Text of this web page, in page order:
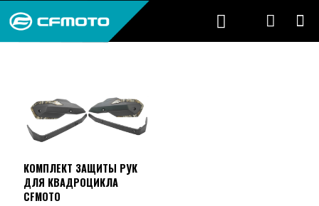
КОМПЛЕКТ ЗАЩИТЫ РУК
ДЛЯ КВАДРОЦИКЛА
CFMOTO